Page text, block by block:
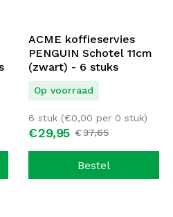
ACME koffieservies
PENGUIN Schotel 11cm
(zwart) - 6 stuks
Op voorraad
€37,65
€29,95
6 stuk (€0,00 per 0 stuk)
Bestel